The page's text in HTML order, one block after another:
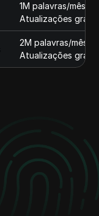
1M palavras/mês,
Atualizações
2M palavras/mês,
Atualizações